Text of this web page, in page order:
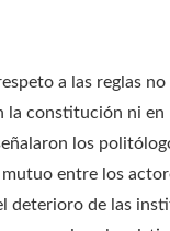
a las reglas
constitución ni en
los
mutuo entre los
deterioro de las